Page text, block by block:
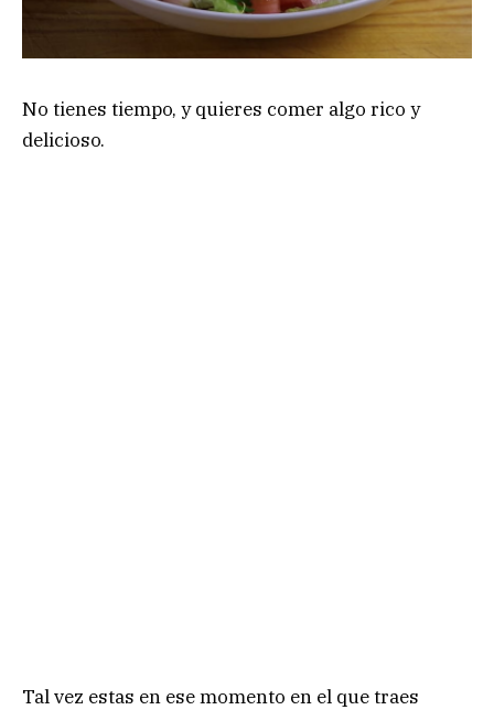
No tienes tiempo, y quieres comer algo rico y
delicioso.
Tal vez estas en ese momento en el que traes